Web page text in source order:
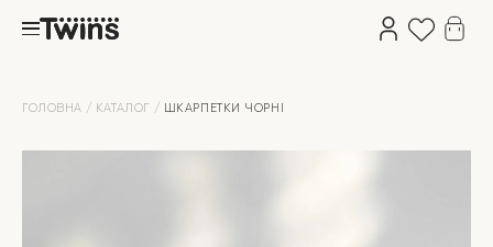
ГОЛОВНА КАТАЛОГ ШКАРПЕТКИ ЧОРНІ